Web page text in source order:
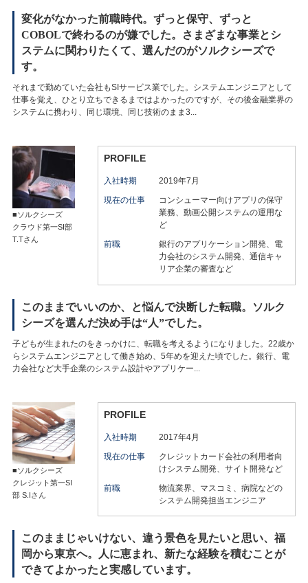
変化がなかった前職時代。ずっと保守、ずっと
COBOLで終わるのが嫌でした。さまざまな事業とシ
ステムに関わりたくて、選んだのがソルクシーズで
す。
それまで勤めていた会社もSIサービス業でした。システムエンジニアとして
仕事を覚え、ひとり立ちできるまではよかったのですが、その後金融業界の
システムに携わり、同じ環境、同じ技術のまま3...
■ソルクシーズ
クラウド第一SI部
T.Tさん
PROFILE
入社時期
2019年7月
現在の仕事
コンシューマー向けアプリの保守
業務、動画公開システムの運用な
ど
前職
銀行のアプリケーション開発、電
力会社のシステム開発、通信キャ
リア企業の審査など
このままでいいのか、と悩んで決断した転職。ソルク
シーズを選んだ決め手は“人”でした。
子どもが生まれたのをきっかけに、転職を考えるようになりました。22歳か
らシステムエンジニアとして働き始め、5年めを迎えた頃でした。銀行、電
力会社など大手企業のシステム設計やアプリケー...
■ソルクシーズ
クレジット第一SI
部 S.Iさん
PROFILE
入社時期
2017年4月
現在の仕事
クレジットカード会社の利用者向
けシステム開発、サイト開発など
前職
物流業界、マスコミ、病院などの
システム開発担当エンジニア
このままじゃいけない、違う景色を見たいと思い、福
岡から東京へ。人に恵まれ、新たな経験を積むことが
できてよかったと実感しています。